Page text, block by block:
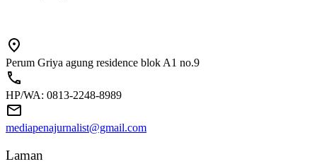
Perum Griya agung residence blok A1 no.9
HP/WA: 0813-2248-8989
mediapenajurnalist@gmail.com
Laman